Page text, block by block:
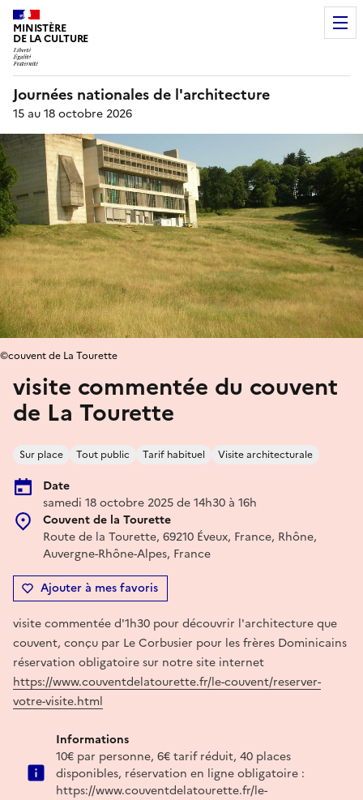
MINISTÈRE
DE LA CULTURE
Journées nationales de l'architecture
15 au 18 octobre 2026
visite commentée du couvent
de La Tourette
Sur place Tout public Tarif habituel Visite architecturale
Date
samedi 18 octobre 2025 de 14h30 à 16h
Couvent de la Tourette
Route de la Tourette, 69210 Éveux, France, Rhône,
Auvergne-Rhône-Alpes, France
Ajouter à mes favoris
©couvent de La Tourette
visite commentée d'1h30 pour découvrir l'architecture que
couvent, conçu par Le Corbusier pour les frères Dominicains
réservation obligatoire sur notre site internet
https://www.couventdelatourette.fr/le-couvent/reserver-
votre-visite.html
Informations
10€ par personne, 6€ tarif réduit, 40 places
disponibles, réservation en ligne obligatoire :
https://www.couventdelatourette.fr/le-